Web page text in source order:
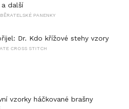
a další
PANENKY
Dr. Kdo křížové stehy vzory
CROSS STITCH
vzorky háčkované brašny